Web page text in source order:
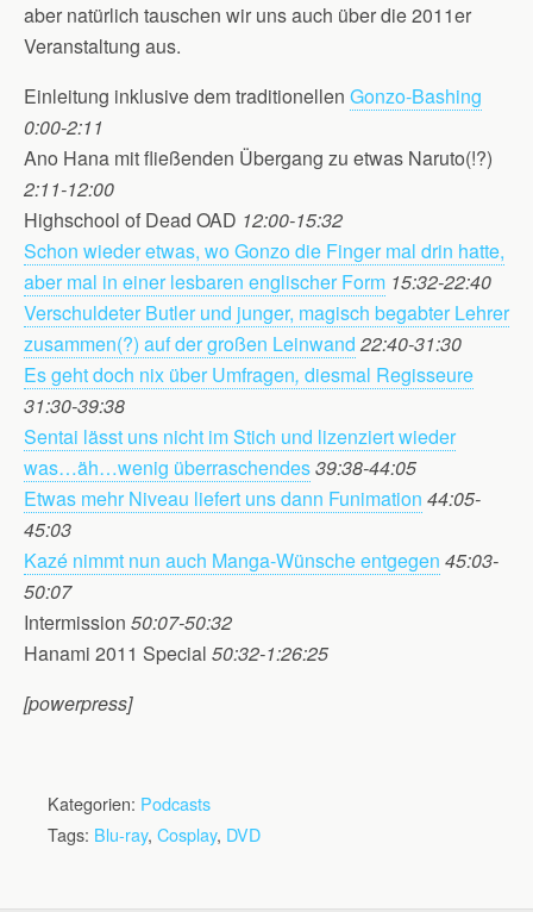
aber natürlich tauschen wir uns auch über die 2011er
Veranstaltung aus.
Einleitung inklusive dem traditionellen Gonzo-Bashing
0:00-2:11
Ano Hana mit fließenden Übergang zu etwas Naruto(!?)
2:11-12:00
Highschool of Dead OAD 12:00-15:32
Schon wieder etwas, wo Gonzo die Finger mal drin hatte,
aber mal in einer lesbaren englischer Form 15:32-22:40
Verschuldeter Butler und junger, magisch begabter Lehrer
zusammen(?) auf der großen Leinwand 22:40-31:30
Es geht doch nix über Umfragen, diesmal Regisseure
31:30-39:38
Sentai lässt uns nicht im Stich und lizenziert wieder
was…äh…wenig überraschendes39:38-44:05
Etwas mehr Niveau liefert uns dann Funimation 44:05-
45:03
Kazé nimmt nun auch Manga-Wünsche entgegen 45:03-
50:07
Intermission 50:07-50:32
Hanami 2011 Special 50:32-1:26:25
[powerpress]
Kategorien: Podcasts
Tags: Blu-ray, Cosplay, DVD